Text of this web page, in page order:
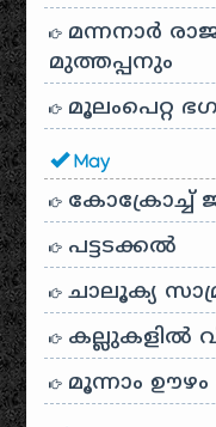
മന്നനാർ
മുത്തപ്പനും
മൂലംപെറ്റ
May
കോക്രോച്ച്
പട്ടടക്കൽ
ചാലൂക്യ
കല്ലുകളിൽ
മൂന്നാം ഊഴം